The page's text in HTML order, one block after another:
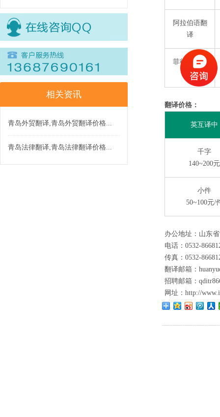
相关资讯
青岛外贸翻译,青岛外贸翻译价格...
青岛法律翻译,青岛法律翻译价格...
阿拉伯语翻
译
菲律宾语翻
译
翻译价格：
英互译中
千字
140~200元
小件
50~100元/
办公地址：山东
电话：0532-
传真：0532-
翻译邮箱：
招聘邮箱：
网址： http://